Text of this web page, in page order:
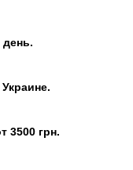
3500 грн.